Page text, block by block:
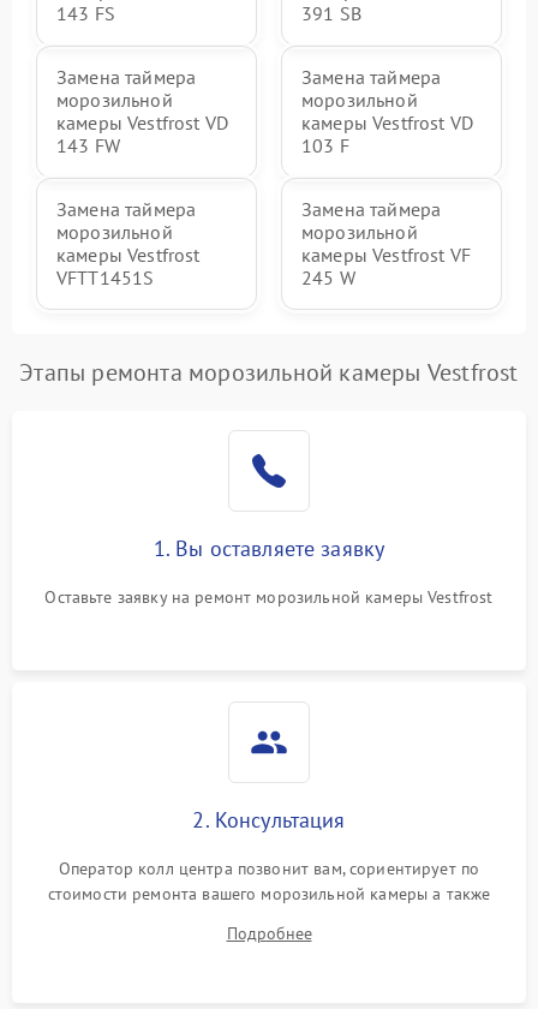
143 FS
391 SB
Замена таймера
морозильной
камеры Vestfrost VD
143 FW
Замена таймера
морозильной
камеры Vestfrost VD
103 F
Замена таймера
морозильной
камеры Vestfrost
VFTT1451S
Замена таймера
морозильной
камеры Vestfrost VF
245 W
Этапы ремонта морозильной камеры Vestfrost
1. Вы оставляете заявку
Оставьте заявку на ремонт морозильной камеры Vestfrost
2. Консультация
Оператор колл центра позвонит вам, сориентирует по
стоимости ремонта вашего морозильной камеры а также
Подробнее